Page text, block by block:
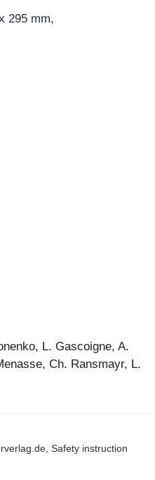
295 mm,
L. Gascoigne, A.
Ch. Ransmayr, L.
Safety instruction